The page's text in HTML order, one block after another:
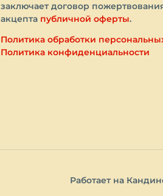
заключает договор
акцепта публичной оферты.
Политика обработки
Политика конфиденциальности
Работает на